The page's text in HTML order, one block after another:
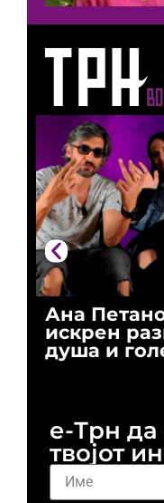
Ана
искрен
душа и
е-Трн да
твојот